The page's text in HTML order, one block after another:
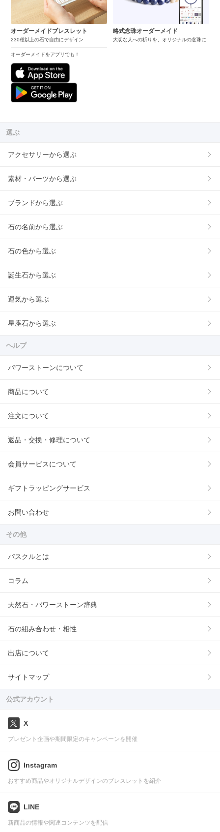
オーダーメイドブレスレット
230種以上の石で自由にデザイン
オーダーメイドをアプリでも！
略式念珠オーダーメイド
大切な人への祈りを、オリジナルの念珠に
選ぶ
アクセサリーから選ぶ
素材・パーツから選ぶ
ブランドから選ぶ
石の名前から選ぶ
石の色から選ぶ
誕生石から選ぶ
運気から選ぶ
星座石から選ぶ
ヘルプ
パワーストーンについて
商品について
注文について
返品・交換・修理について
会員サービスについて
ギフトラッピングサービス
お問い合わせ
その他
パスクルとは
コラム
天然石・パワーストーン辞典
石の組み合わせ・相性
出店について
サイトマップ
公式アカウント
X
プレゼント企画や期間限定のキャンペーンを開催
Instagram
おすすめ商品やオリジナルデザインのブレスレットを紹介
LINE
新商品の情報や関連コンテンツを配信